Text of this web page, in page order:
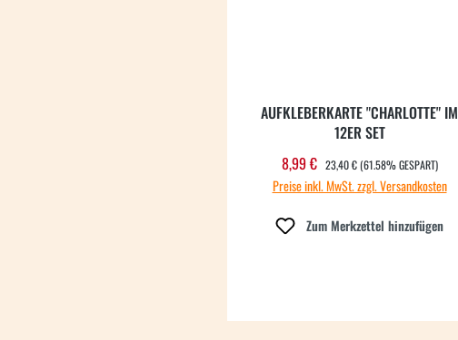
AUFKLEBERKARTE "CHARLOTTE" IM
12ER SET
Verkaufspreis:
8,99 € REGULÄRER PREIS:
23,40 € (61.58% GESPART)
Preise inkl. MwSt. zzgl. Versandkosten
Zum Merkzettel hinzufügen